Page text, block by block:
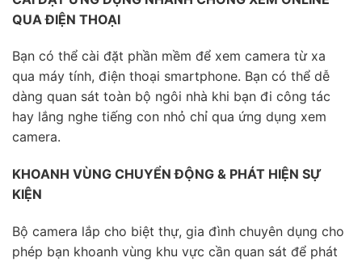
QUA ĐIỆN THOẠI
Bạn có thể cài đặt phần mềm để xem camera từ xa
qua máy tính, điện thoại smartphone. Bạn có thể dễ
dàng quan sát toàn bộ ngôi nhà khi bạn đi công tác
hay lắng nghe tiếng con nhỏ chỉ qua ứng dụng xem
camera.
KHOANH VÙNG CHUYỂN ĐỘNG & PHÁT HIỆN SỰ
KIỆN
Bộ camera lắp cho biệt thự, gia đình chuyên dụng cho
phép bạn khoanh vùng khu vực cần quan sát để phát